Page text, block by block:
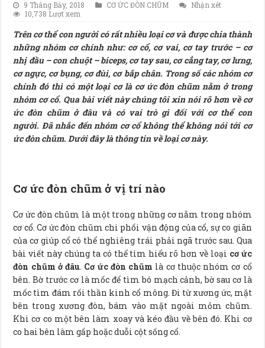
9 Tháng Bảy, 2018 CƠ ỨC ĐÒN CHŨM
Nhận xét
10,738 Lượt xem
Trên cơ thể con người có rất nhiều loại cơ và được chia thành
những nhóm cơ chính như: cơ cổ, cơ vai, cơ tay trước – cơ
nhị đầu – con chuột – biceps, cơ tay sau, cơ cẳng tay, cơ lưng,
cơ ngực, cơ bụng, cơ đùi, cơ bắp chân. Trong số các nhóm cơ
chính đó thì có một loại cơ là cơ ức đòn chũm nằm ở trong
nhóm cơ cổ. Qua bài viết này chúng tôi xin nói rõ hơn về cơ
ức đòn chũm ở đâu và có vai trò gì đối với cơ thể con
người. Đã nhắc đến nhóm cơ cổ không thể không nói tới cơ
ức đòn chũm. Dưới đây là thông tin về loại cơ này.
Cơ ức đòn chũm ở vị trí nào
Cơ ức đòn chũm là một trong những cơ nằm trong nhóm
cơ cổ. Cơ ức đòn chũm chi phối vận động của cổ, sự co giãn
của cơ giúp cổ có thể nghiêng trái phải ngã trước sau. Qua
bài viết này chúng ta có thể tìm hiểu rõ hơn về loại cơ ức
đòn chũm ở đâu. Cơ ức đòn chũm là cơ thuộc nhóm cơ cổ
bên. Bờ trước cơ là mốc để tìm bó mạch cảnh, bờ sau cơ là
mốc tìm đám rối thần kinh cổ mông. Đi từ xương ức, mặt
bên trong xương đòn, bám vào mặt ngoài mỏm chũm.
Khi cơ co một bên làm xoay và kéo đầu về bên đó. Khi cơ
co hai bên làm gấp hoặc duỗi cột sống cổ.